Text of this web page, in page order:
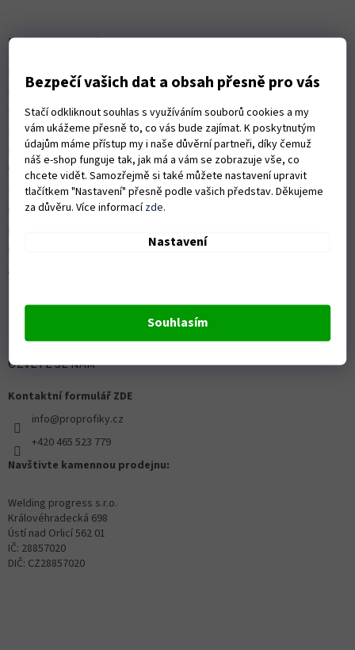
Bezpečí vašich dat a obsah přesně pro vás
Stačí odkliknout souhlas s využíváním souborů cookies a my
vám ukážeme přesně to, co vás bude zajímat. K poskytnutým
údajům máme přístup my i naše důvěrní partneři, díky čemuž
náš e-shop funguje tak, jak má a vám se zobrazuje vše, co
chcete vidět. Samozřejmě si také můžete nastavení upravit
tlačítkem "Nastavení" přesně podle vašich představ. Děkujeme
za důvěru. Více informacízde.
Nastavení
Souhlasím
Informace pro vás
Obchodní podmínky
Ochrana osobních údajů
Možnosti dopravy
Platební možnosti
Vrácení zboží a reklamace
Nákup na splátky
ISO 9001:2015
Autorizovaný servis Husqvarna
OZVĚTE SE NÁM
Kontaktní formulář ZDE
info@proprofiky.cz
+420 465 523 779
Navštivte kamennou prodejnu:
Welding progress s.r.o.
Královéhradecká 698
Ústí nad Orlicí 562 01
IČ: 28857020
DIČ: CZ28857020